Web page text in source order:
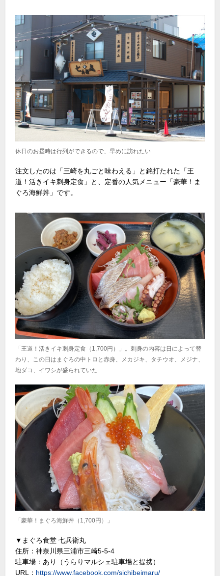
休日のお昼時は行列ができるので、早めに訪れたい
注文したのは「三崎を丸ごと味わえる」と銘打たれた「王
道！活きイキ刺身定食」と、定番の人気メニュー「豪華！ま
ぐろ海鮮丼」です。
「王道！活きイキ刺身定食（1,700円）」。刺身の内容は日によって替
わり、この日はまぐろの中トロと赤身、メカジキ、タチウオ、メジナ、
地ダコ、イワシが盛られていた
「豪華！まぐろ海鮮丼（1,700円）」
▼まぐろ食堂 七兵衛丸
住所：神奈川県三浦市三崎5-5-4
駐車場：あり（うらりマルシェ駐車場と提携）
URL： https://www.facebook.com/sichibeimaru/